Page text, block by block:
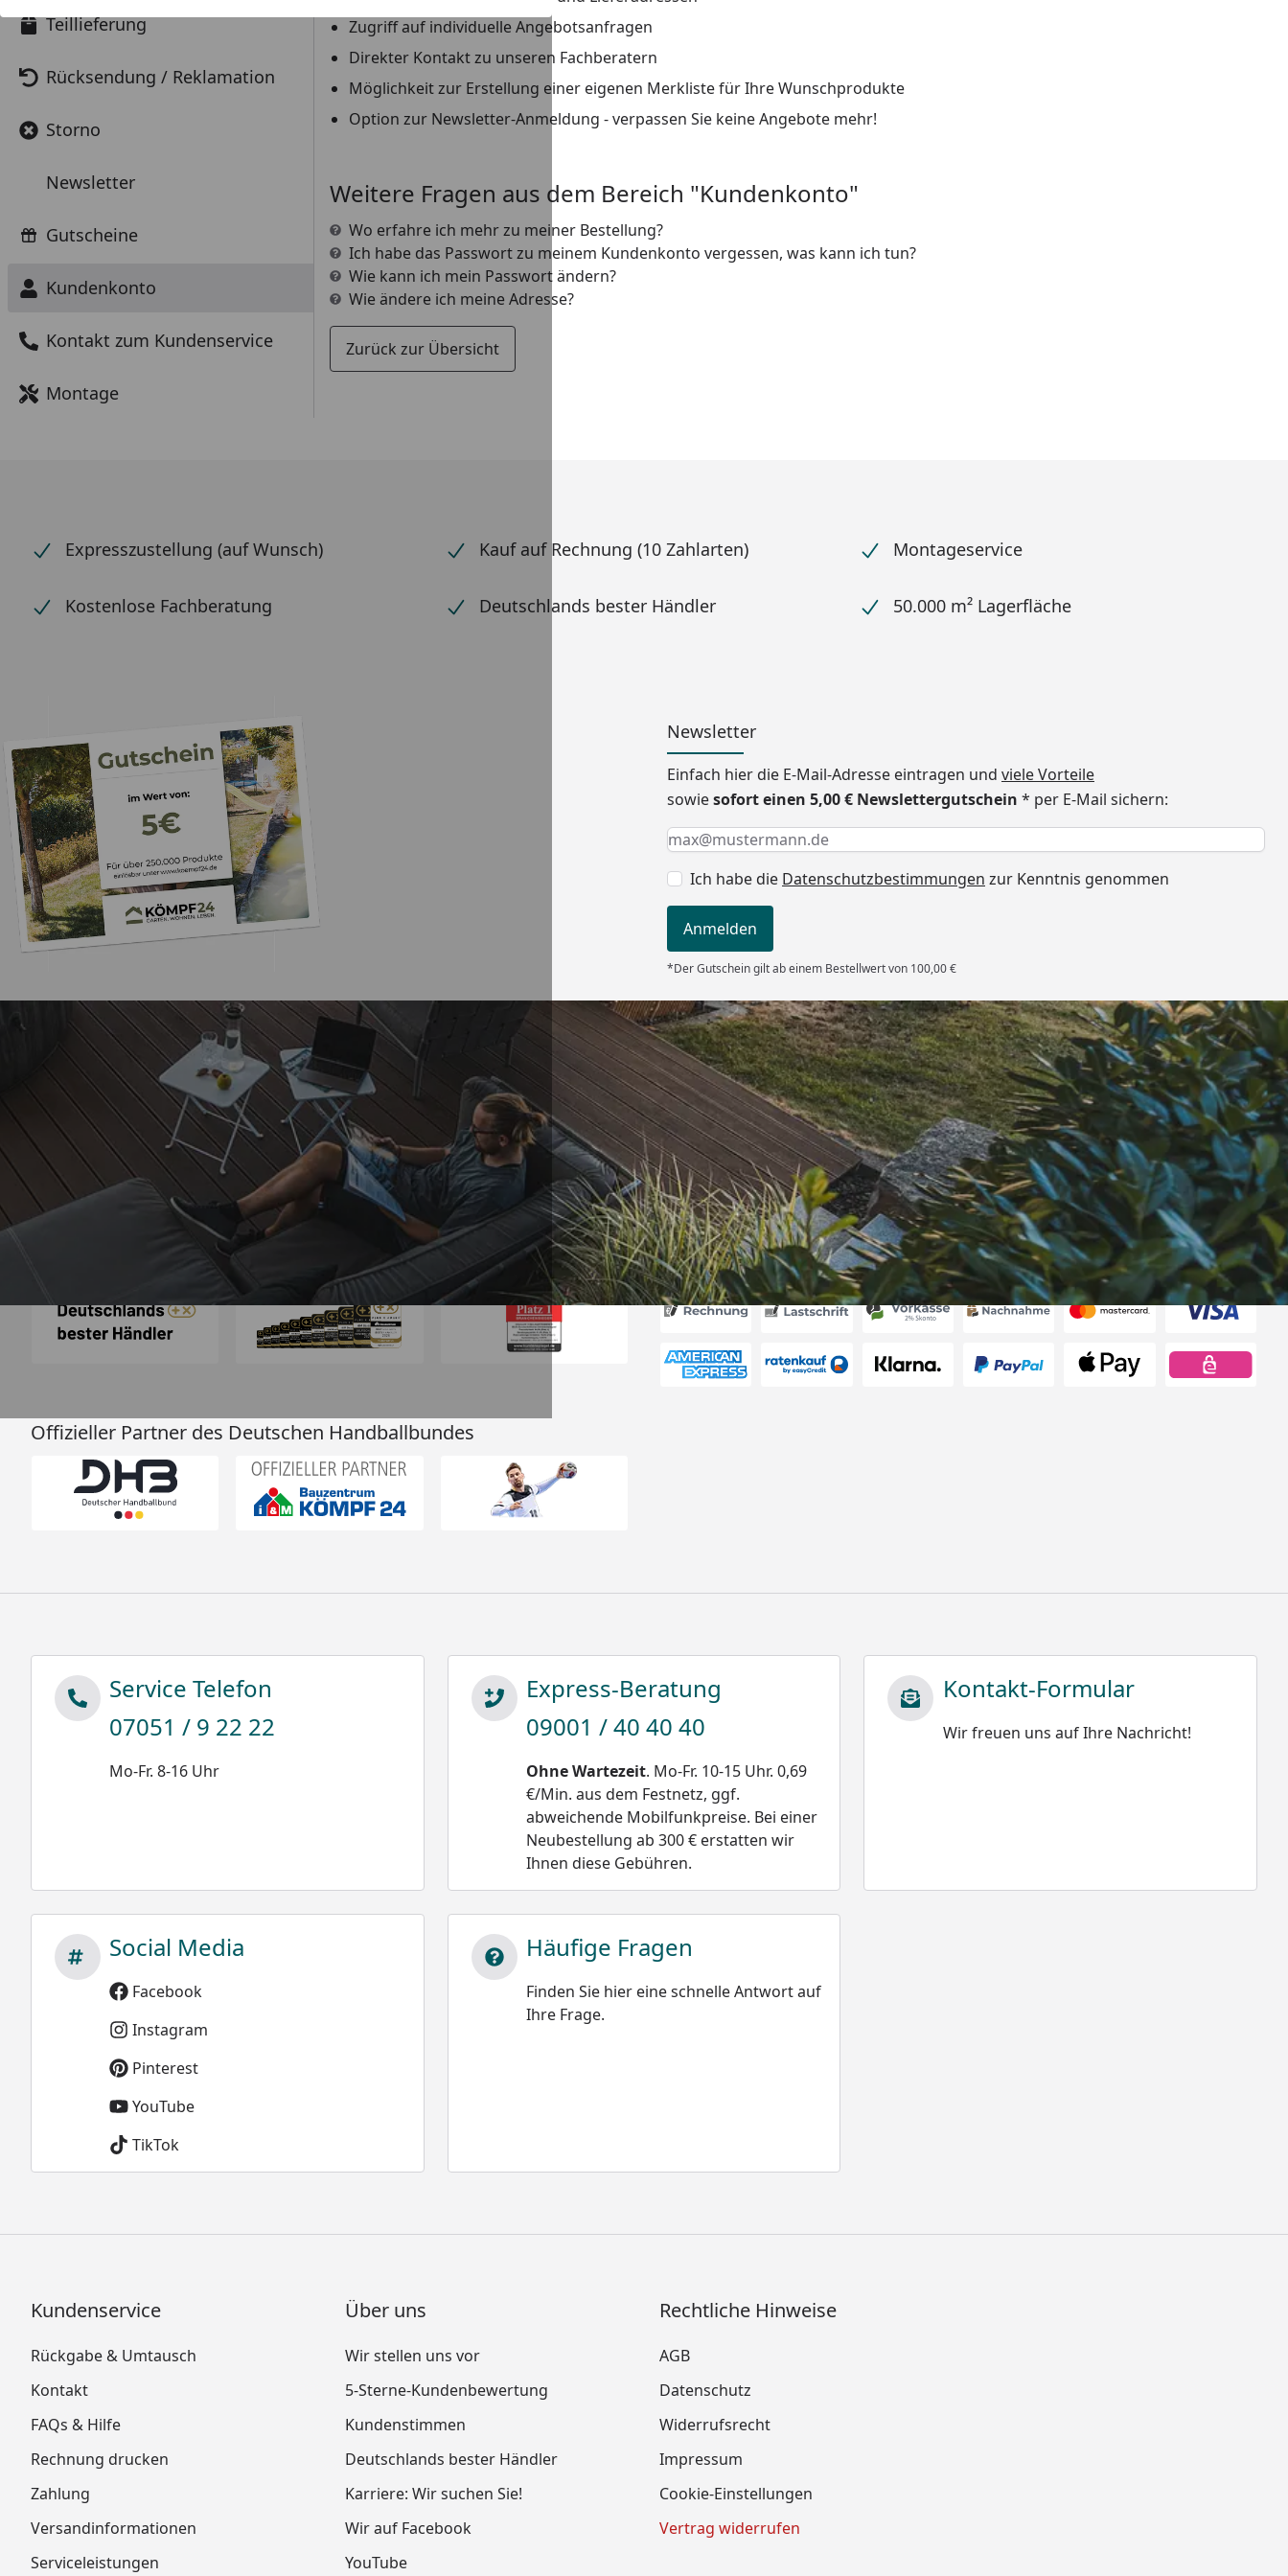
Teillieferung
Rücksendung / Reklamation
Storno
Newsletter
Gutscheine
Kundenkonto
Kontakt zum Kundenservice
Montage
Zugriff auf individuelle Angebotsanfragen
Direkter Kontakt zu unseren Fachberatern
Möglichkeit zur Erstellung einer eigenen Merkliste für Ihre Wunschprodukte
Option zur Newsletter-Anmeldung - verpassen Sie keine Angebote mehr!
Weitere Fragen aus dem Bereich "Kundenkonto"
Wo erfahre ich mehr zu meiner Bestellung?
Ich habe das Passwort zu meinem Kundenkonto vergessen, was kann ich tun?
Wie kann ich mein Passwort ändern?
Wie ändere ich meine Adresse?
Zurück zur Übersicht
Expresszustellung (auf Wunsch) Kauf auf Rechnung (10 Zahlarten) Montageservice
Kostenlose Fachberatung Deutschlands bester Händler 50.000 m² Lagerfläche
Newsletter
Einfach hier die E-Mail-Adresse eintragen und viele Vorteile
sowiesofort einen 5,00 € Newslettergutschein * per E-Mail sichern:
Keine Eingabe erforderlich
Eingabe erforderlich
E-Mail *
Ich habe die Datenschutzbestimmungen zur Kenntnis genommen
Anmelden
*Der Gutschein gilt ab einem Bestellwert von 100,00 €
Trusted Shops
5,00/ 5
Sehr gut
„Keine Probleme bei der
Bestellung.“
11.09.2025
Versand
Akzeptierte Zahlungsarten
Offizieller Partner des Deutschen Handballbundes
Service Telefon
07051 / 9 22 22
Mo-Fr. 8-16 Uhr
Express-Beratung
09001 / 40 40 40
Ohne Wartezeit. Mo-Fr. 10-15 Uhr. 0,69
€/Min. aus dem Festnetz, ggf.
abweichende Mobilfunkpreise. Bei einer
Neubestellung ab 300 € erstatten wir
Ihnen diese Gebühren.
Kontakt-Formular
Wir freuen uns auf Ihre Nachricht!
Social Media
Facebook
Instagram
Pinterest
YouTube
TikTok
Häufige Fragen
Finden Sie hier eine schnelle Antwort auf
Ihre Frage.
Kundenservice
Rückgabe & Umtausch
Kontakt
FAQs & Hilfe
Rechnung drucken
Zahlung
Versandinformationen
Serviceleistungen
Über uns
Wir stellen uns vor
5-Sterne-Kundenbewertung
Kundenstimmen
Deutschlands bester Händler
Karriere: Wir suchen Sie!
Wir auf Facebook
YouTube
Rechtliche Hinweise
AGB
Datenschutz
Widerrufsrecht
Impressum
Cookie-Einstellungen
Vertrag widerrufen